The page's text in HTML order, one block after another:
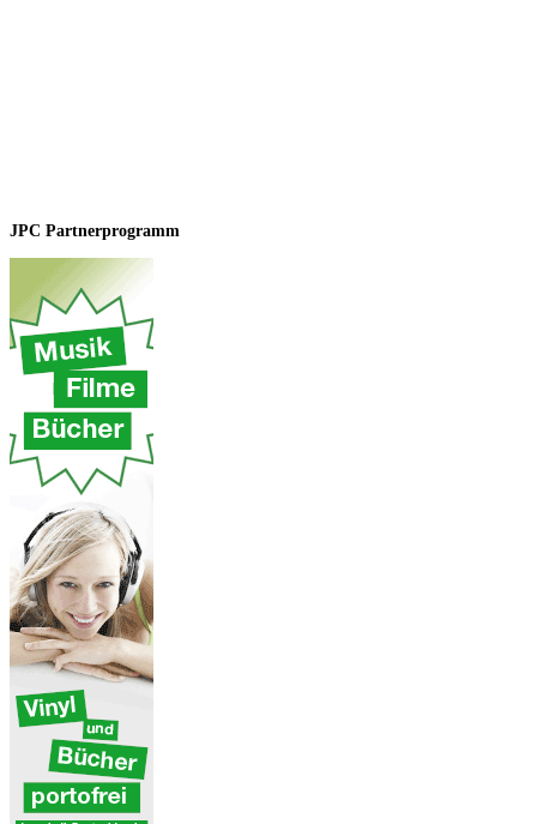
JPC Partnerprogramm